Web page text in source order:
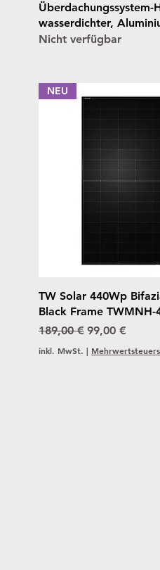
Überdachungssystem-
wasserdichter,
Nicht verfügbar
NEU
TW Solar 440Wp
Black Frame TWMNH-
Standardpreis
189,00 € Sale-Preis
99,00 €
inkl. MwSt. |